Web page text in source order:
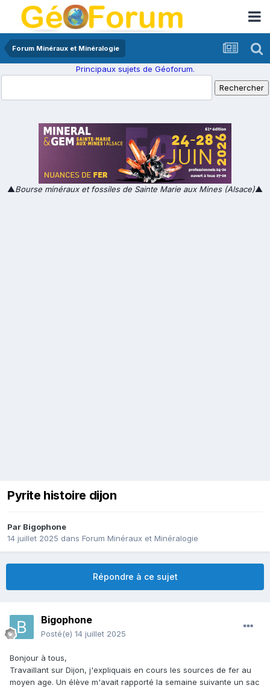
Forum Minéraux et Minéralogie
Principaux sujets de Géoforum.
▲Bourse minéraux et fossiles de Sainte Marie aux Mines (Alsace)▲
Pyrite histoire dijon
Par Bigophone
14 juillet 2025 dans Forum Minéraux et Minéralogie
Répondre à ce sujet
Bigophone
Posté(e) 14 juillet 2025
Bonjour à tous,
Travaillant sur Dijon, j'expliquais en cours les sources de fer au
moyen age. Un élève m'avait rapporté la semaine suivante un sac